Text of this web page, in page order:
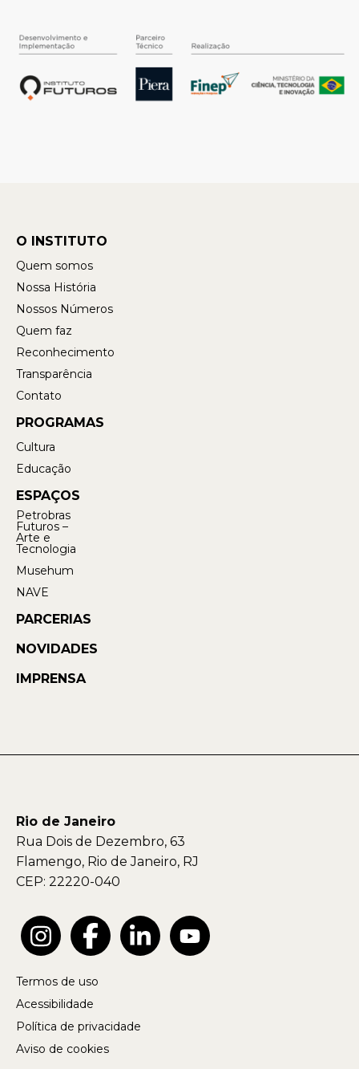
O INSTITUTO
Quem somos
Nossa História
Nossos Números
Quem faz
Reconhecimento
Transparência
Contato
PROGRAMAS
Cultura
Educação
ESPAÇOS
Petrobras
Futuros –
Arte e
Tecnologia
Musehum
NAVE
PARCERIAS
NOVIDADES
IMPRENSA
Rio de Janeiro
Rua Dois de Dezembro, 63
Flamengo, Rio de Janeiro, RJ
CEP: 22220-040
Termos de uso
Acessibilidade
Política de privacidade
Aviso de cookies